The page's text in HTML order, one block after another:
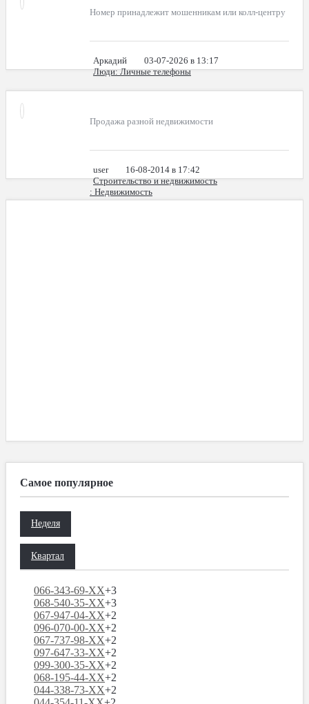
Номер принадлежит мошенникам или колл-центру
Аркадий
03-07-2026 в 13:17
Люди: Личные телефоны
Продажа разной недвижимости
user
16-08-2014 в 17:42
Строительство и недвижимость
: Недвижимость
Самое популярное
Неделя
Квартал
066-343-69-XX+3
068-540-35-XX+3
067-947-04-XX+2
096-070-00-XX+2
067-737-98-XX+2
097-647-33-XX+2
099-300-35-XX+2
068-195-44-XX+2
044-338-73-XX+2